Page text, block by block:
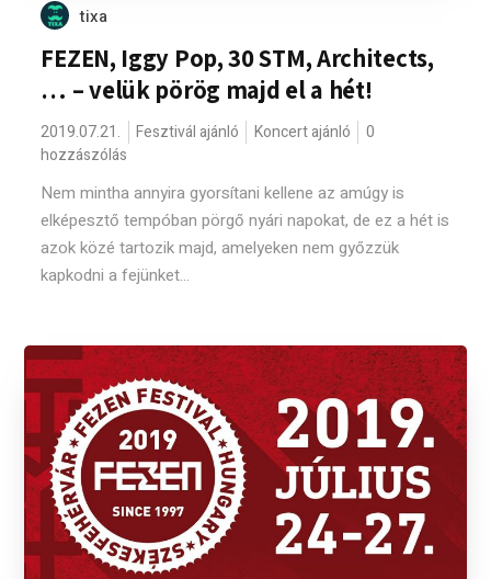
tixa
FEZEN, Iggy Pop, 30 STM, Architects,
… – velük pörög majd el a hét!
2019.07.21. Fesztivál ajánló Koncert ajánló
0
hozzászólás
Nem mintha annyira gyorsítani kellene az amúgy is
elképesztő tempóban pörgő nyári napokat, de ez a hét is
azok közé tartozik majd, amelyeken nem győzzük
kapkodni a fejünket...